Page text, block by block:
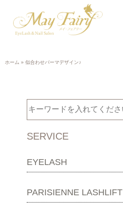
ホーム » 似合わせパーマデザイン♪
SERVICE
EYELASH
PARISIENNE LASHLIFT